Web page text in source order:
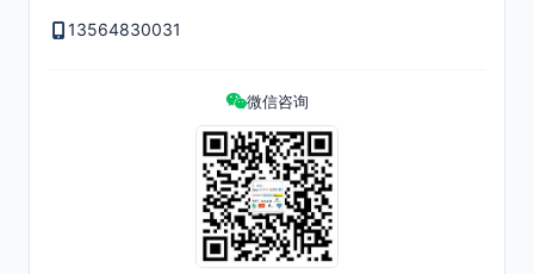
13564830031
微信咨询